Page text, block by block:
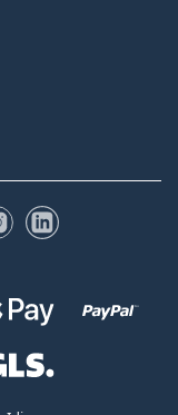
Instagramu
LinkedIn